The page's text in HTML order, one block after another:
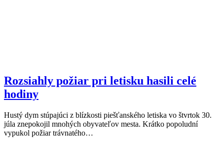
Rozsiahly požiar pri letisku hasili celé
hodiny
Hustý dym stúpajúci z blízkosti piešťanského letiska vo štvrtok 30.
júla znepokojil mnohých obyvateľov mesta. Krátko popoludní
vypukol požiar trávnatého…